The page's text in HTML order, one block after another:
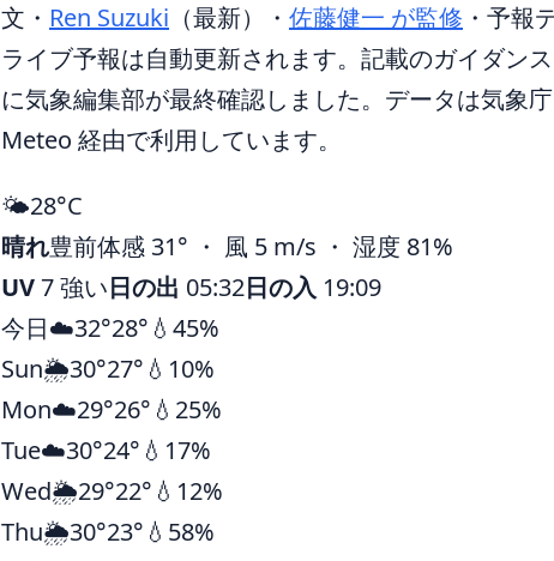
文・ Ren Suzuki （最新） ・ 佐藤健一 が監修 ・ 予報
ライブ予報は自動更新されます。記載のガイダン
に気象編集部が最終確認しました。データは気象
Meteo 経由で利用しています。
🌤️28°C
晴れ豊前体感 31° ・ 風 5 m/s ・ 湿度 81%
UV7 強い日の出 05:32日の入 19:09
今日☁️32°28° 💧45%
Sun🌦️30°27° 💧10%
Mon☁️29°26° 💧25%
Tue☁️30°24° 💧17%
Wed🌦️29°22° 💧12%
Thu🌦️30°23° 💧58%